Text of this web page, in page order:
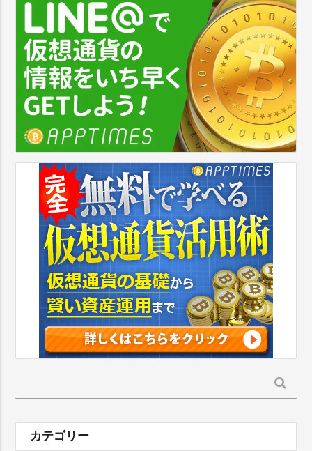
索:
カテゴリー